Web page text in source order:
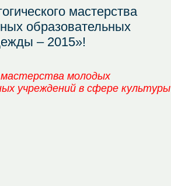
мастерства
образовательных
– 2015»!
мастерства молодых
учреждений в сфере культуры